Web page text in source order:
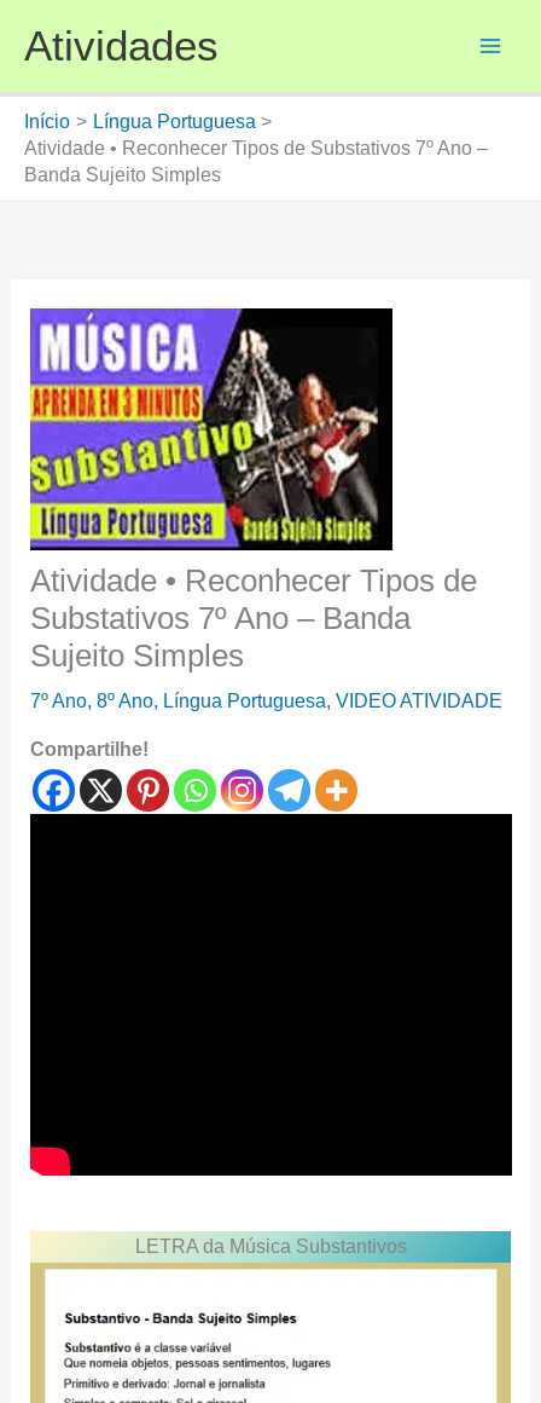
para
conteúdo
Atividades
Início
Língua Portuguesa
Atividade • Reconhecer Tipos de Substativos 7º Ano –
Banda Sujeito Simples
Atividade • Reconhecer Tipos de
Substativos 7º Ano – Banda
Sujeito Simples
7º Ano, 8º Ano, Língua Portuguesa, VIDEO ATIVIDADE
Compartilhe!
LETRA da Música Substantivos